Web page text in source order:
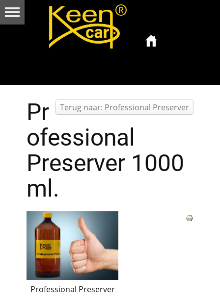
Terug naar: Professional Preserver
Pr
ofessional
Preserver 1000
ml.
Professional Preserver